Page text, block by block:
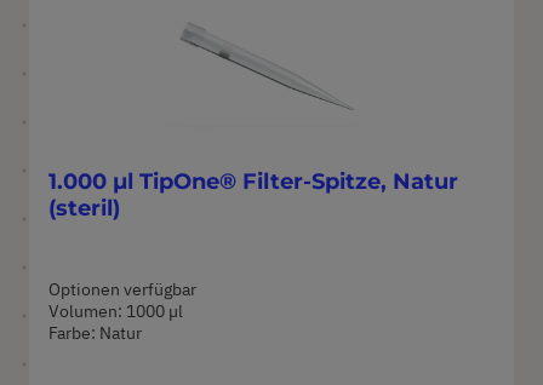
1.000 µl TipOne® Filter-Spitze, Natur
(steril)
Optionen verfügbar
Volumen: 1000 µl
Farbe: Natur